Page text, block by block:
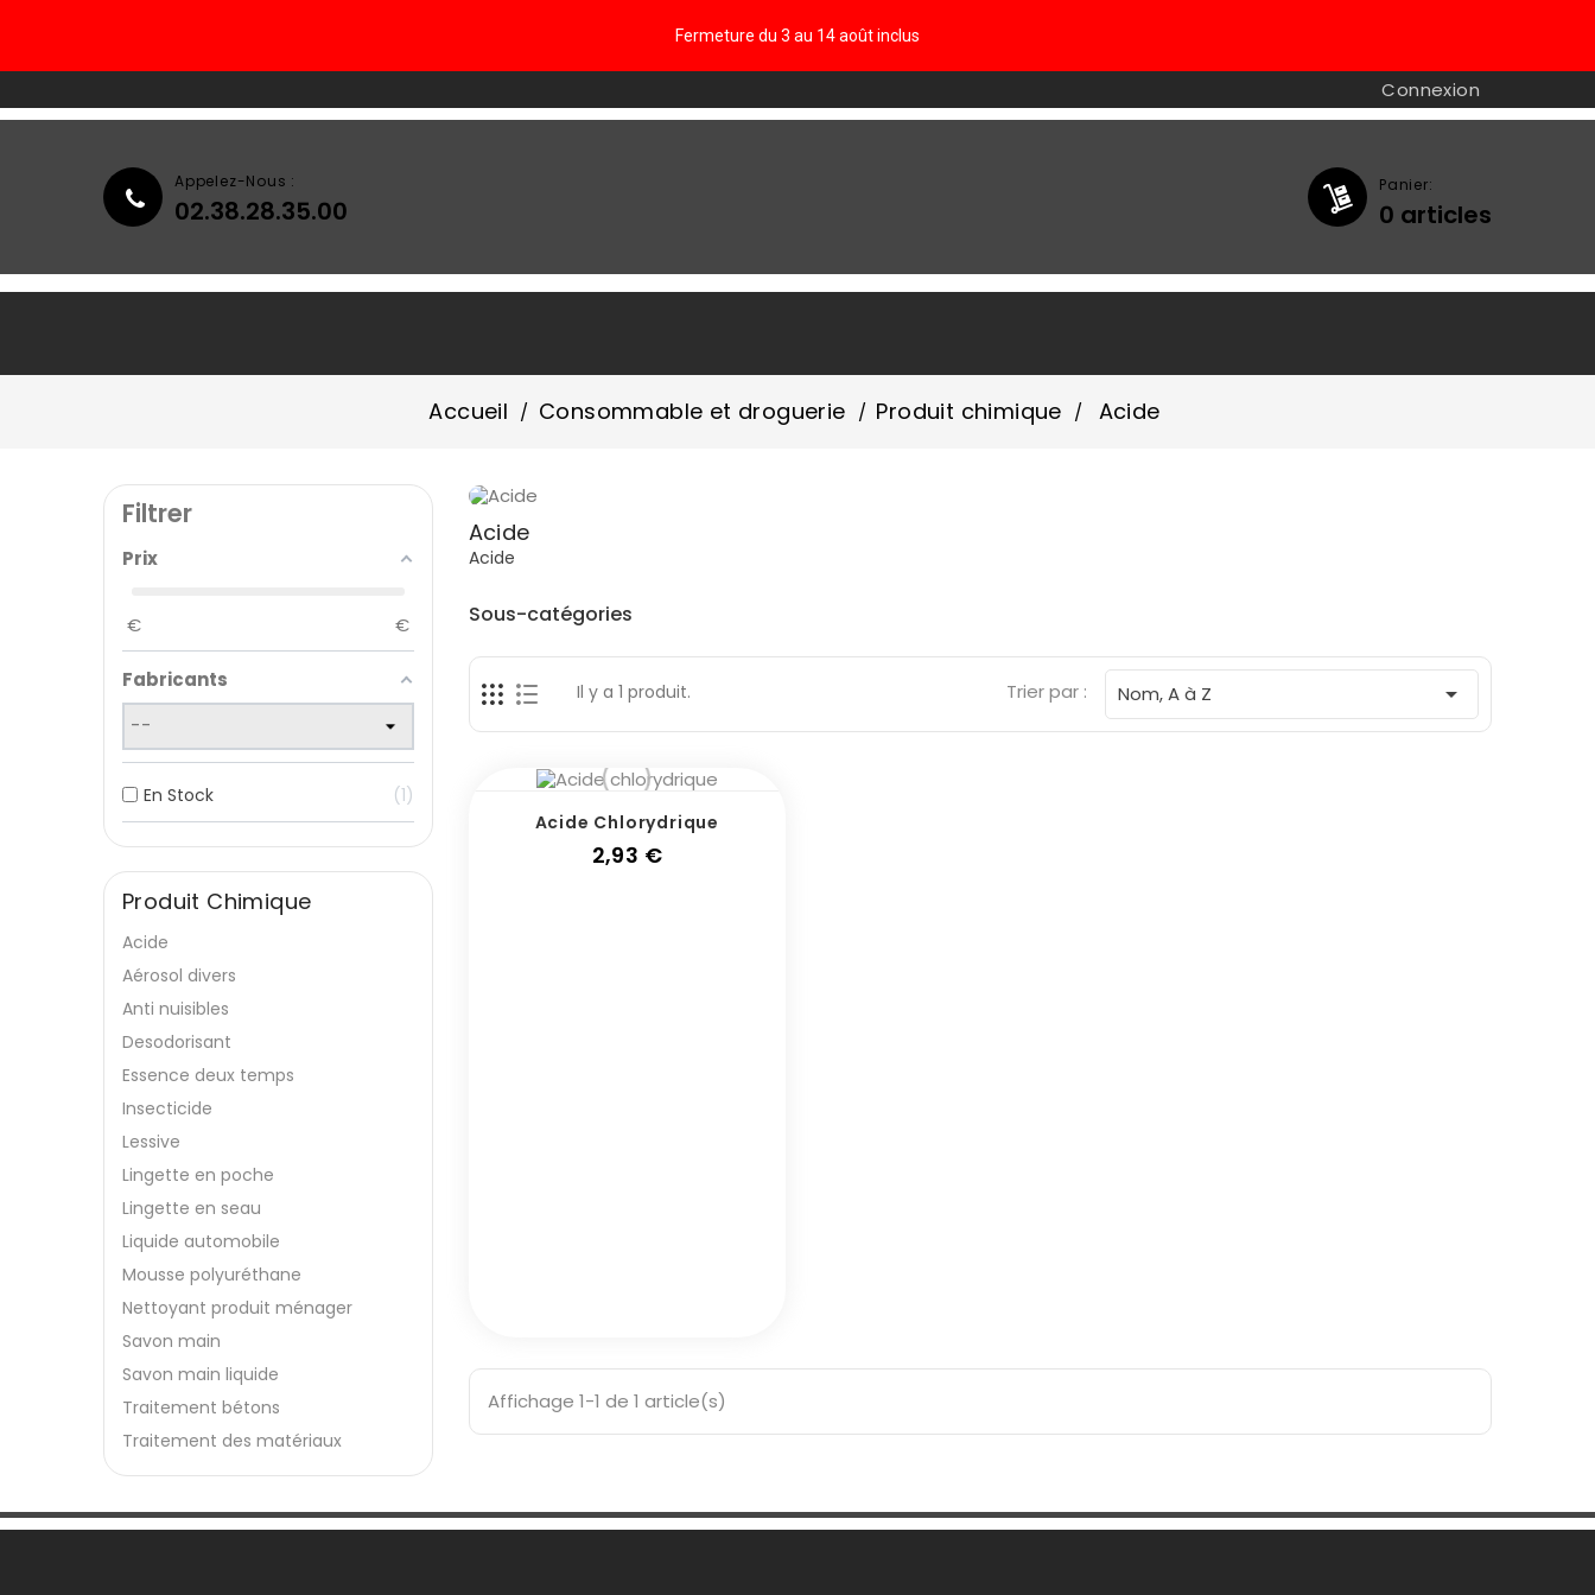
Fermeture du 3 au 14 août inclus
Connexion
Panier:
0 articles
Appelez-Nous :
02.38.28.35.00
Accueil Consommable et droguerie Produit chimique Acide
Filtrer
Prix
€ €
Fabricants
En Stock 1
Produit Chimique
Acide
Aérosol divers
Anti nuisibles
Desodorisant
Essence deux temps
Insecticide
Lessive
Lingette en poche
Lingette en seau
Liquide automobile
Mousse polyuréthane
Nettoyant produit ménager
Savon main
Savon main liquide
Traitement bétons
Traitement des matériaux
Acide
Acide
Sous-catégories
Il y a 1 produit. Trier par : Nom, A à Z 
Acide Chlorydrique
2,93 €Prix
Affichage 1-1 de 1 article(s)